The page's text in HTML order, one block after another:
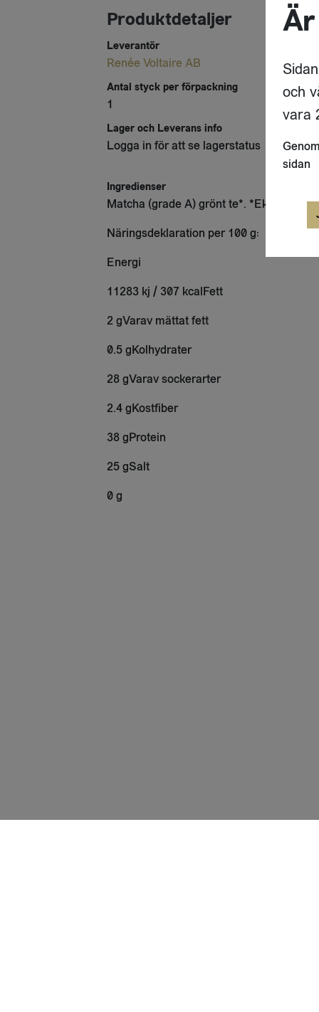
Produktdetaljer
Leverantör
Renée Voltaire AB
Antal styck per förpackning
1
Lager och Leverans info
Logga in för att se lagerstatus
Ingredienser
Matcha (grade A) grönt te*. *Ekologisk
Näringsdeklaration per 100 g:
Energi
11283 kj / 307 kcalFett
2 gVarav mättat fett
0.5 gKolhydrater
28 gVarav sockerarter
2.4 gKostfiber
38 gProtein
25 gSalt
0 g
och
vara
sidan